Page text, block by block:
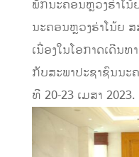
ພັກນະຄອນຫຼວງຮ່າໂນ້
ນະຄອນຫຼວງຮ່າໂນ້ຍ
ເນື່ອງໃນໂອກາດເດີນ
ກັບສະພາປະຊາຊົນນະ
ທີ 20-23 ເມສາ 2023.